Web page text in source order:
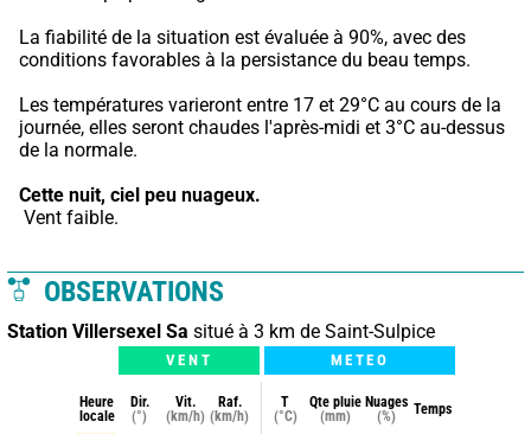
La fiabilité de la situation est évaluée à 90%, avec des
conditions favorables à la persistance du beau temps.
Les températures varieront entre 17 et 29°C au cours de la
journée, elles seront chaudes l'après-midi et 3°C au-dessus
de la normale.
Cette nuit, ciel peu nuageux.
Vent faible.
OBSERVATIONS
Station Villersexel Sa situé à 3 km de Saint-Sulpice
VENT METEO
Heure
locale
Dir.
(°)
Vit.
(km/h)
Raf.
(km/h)
T
(°C)
Qte pluie
(mm)
Nuages
(%)
Temps